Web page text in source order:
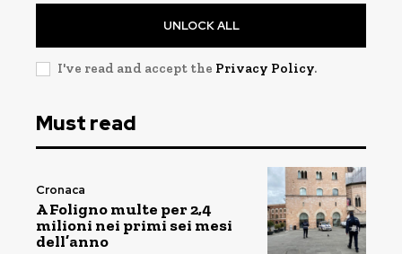
UNLOCK ALL
I've read and accept the Privacy Policy.
Must read
Cronaca
A Foligno multe per 2,4
milioni nei primi sei mesi
dell’anno